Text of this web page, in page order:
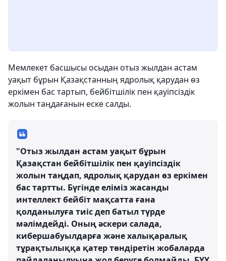
Мемлекет басшысы осыдан отыз жылдан астам
уақыт бұрын Қазақстанның ядролық қарудан өз
еркімен бас тартып, бейбітшілік пен қауіпсіздік
жолын таңдағанын еске салды.
"Отыз жылдан астам уақыт бұрын
Қазақстан бейбітшілік пен қауіпсіздік
жолын таңдап, ядролық қарудан өз еркімен
бас тартты. Бүгінде еліміз жасанды
интеллект бейбіт мақсатта ғана
қолданылуға тиіс деп батыл түрде
мәлімдейді. Оның әскери салада,
кибершабуылдарға және халықаралық
тұрақтылыққа қатер төндіретін жобаларда